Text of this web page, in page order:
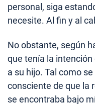
personal, siga
necesite. Al fin y al
No obstante, según
que tenía la
a su hijo. Tal como
consciente de que la
se encontraba bajo